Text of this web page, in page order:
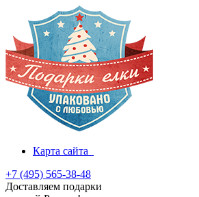
Карта сайта
+7 (495) 565-38-48
Доставляем подарки